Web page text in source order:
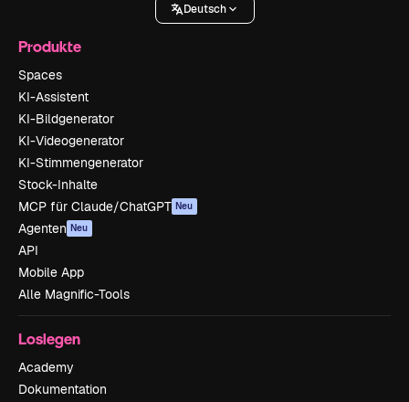
Deutsch
Produkte
Spaces
KI-Assistent
KI-Bildgenerator
KI-Videogenerator
KI-Stimmengenerator
Stock-Inhalte
MCP für Claude/ChatGPT Neu
Agenten Neu
API
Mobile App
Alle Magnific-Tools
Loslegen
Academy
Dokumentation